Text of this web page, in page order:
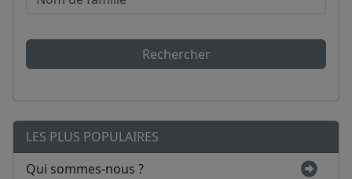
Rechercher
LES PLUS POPULAIRES
Qui sommes-nous ?